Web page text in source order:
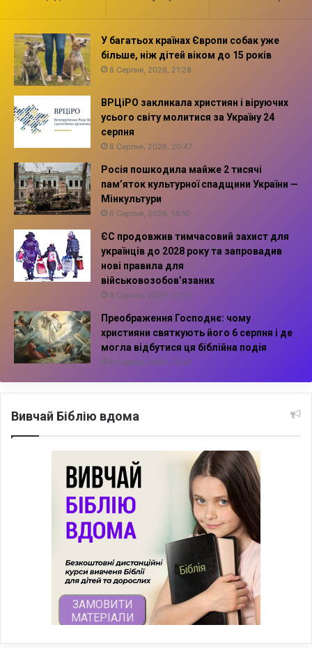
У багатьох країнах Європи собак уже
більше, ніж дітей віком до 15 років
8 Серпня, 2026, 21:28
ВРЦіРО закликала християн і віруючих
усього світу молитися за Україну 24
серпня
8 Серпня, 2026, 20:47
Росія пошкодила майже 2 тисячі
пам’яток культурної спадщини України —
Мінкультури
6 Серпня, 2026, 14:10
ЄС продовжив тимчасовий захист для
українців до 2028 року та запровадив
нові правила для
військовозобов’язаних
6 Серпня, 2026, 13:57
Преображення Господнє: чому
християни святкують його 6 серпня і де
могла відбутися ця біблійна подія
6 Серпня, 2026, 13:42
Вивчай Біблію вдома